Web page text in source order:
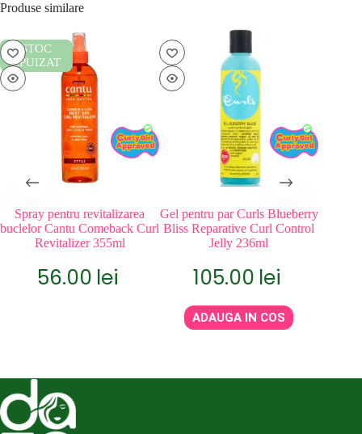
Produse similare
STOC
EPUIZAT
Spray pentru revitalizarea
buclelor Cantu Comeback Curl
Revitalizer 355ml
56.00 lei
Gel pentru par Curls Blueberry
Bliss Reparative Curl Control
Jelly 236ml
105.00 lei
ADAUGA IN COS